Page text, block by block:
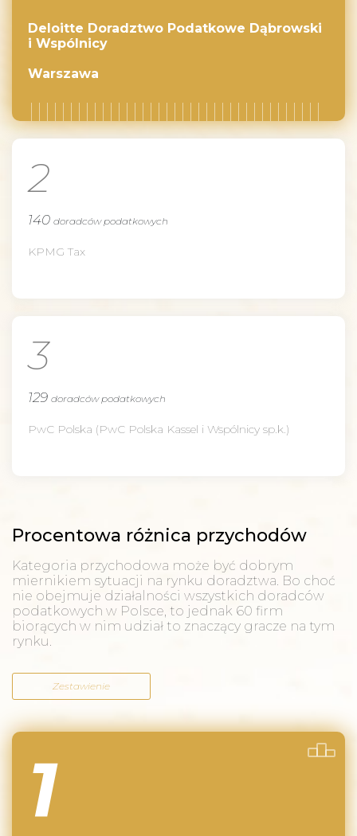
Deloitte Doradztwo Podatkowe Dąbrowski
i Wspólnicy
Warszawa
2
140 doradców podatkowych
KPMG Tax
3
129 doradców podatkowych
PwC Polska (PwC Polska Kassel i Wspólnicy sp.k.)
Procentowa różnica przychodów
Kategoria przychodowa może być dobrym
miernikiem sytuacji na rynku doradztwa. Bo choć
nie obejmuje działalności wszystkich doradców
podatkowych w Polsce, to jednak 60 firm
biorących w nim udział to znaczący gracze na tym
rynku.
Zestawienie
1